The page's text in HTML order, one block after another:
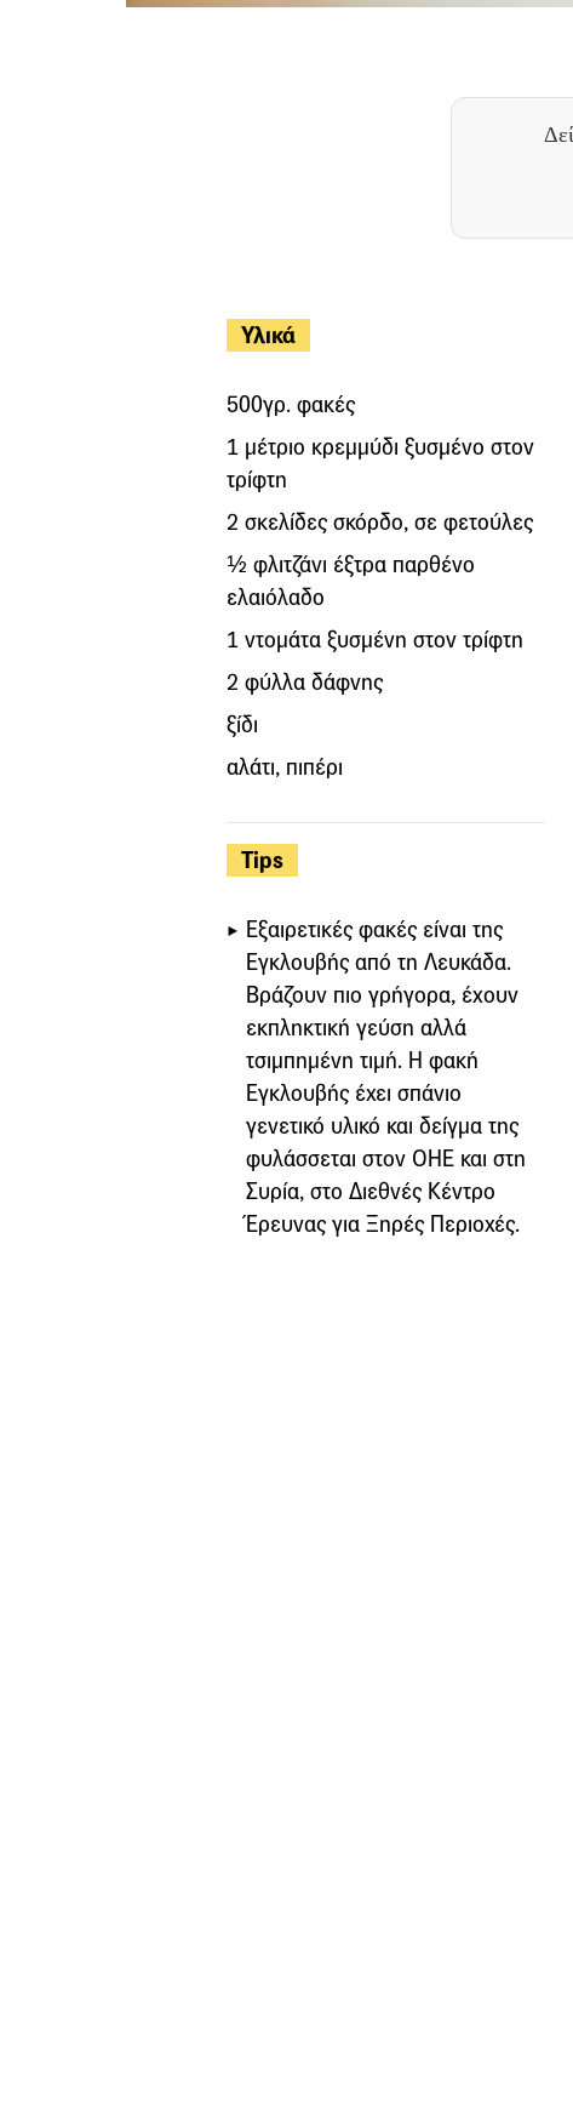
Υλικά
500γρ. φακές
1 μέτριο κρεμμύδι ξυσμένο στον
τρίφτη
2 σκελίδες σκόρδο, σε φετούλες
½ φλιτζάνι έξτρα παρθένο
ελαιόλαδο
1 ντομάτα ξυσμένη στον τρίφτη
2 φύλλα δάφνης
ξίδι
αλάτι, πιπέρι
Tips
Εξαιρετικές φακές είναι της
Εγκλουβής από τη Λευκάδα.
Βράζουν πιο γρήγορα, έχουν
εκπληκτική γεύση αλλά
τσιμπημένη τιμή. Η φακή
Εγκλουβής έχει σπάνιο
γενετικό υλικό και δείγμα της
φυλάσσεται στον ΟΗΕ και στη
Συρία, στο Διεθνές Κέντρο
Έρευνας για Ξηρές Περιοχές.